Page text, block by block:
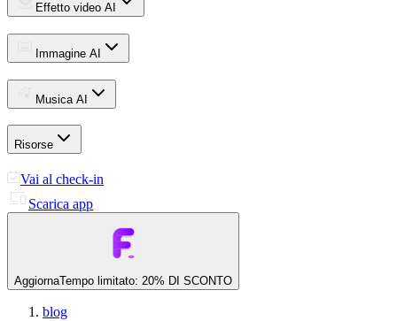
Effetto video AI
Immagine AI
Musica AI
Risorse
Vai al check-in
Scarica app
AggiornaTempo limitato: 20% DI SCONTO
blog